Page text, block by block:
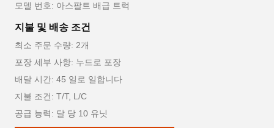
모델 번호: 아스팔트 배급 트럭
지불 및 배송 조건
최소 주문 수량: 2개
포장 세부 사항: 누드로 포장
배달 시간: 45 일로 일합니다
지불 조건: T/T, L/C
공급 능력: 달 당 10 유닛